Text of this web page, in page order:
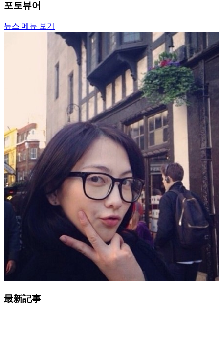
포토뷰어
뉴스 메뉴 보기
最新記事